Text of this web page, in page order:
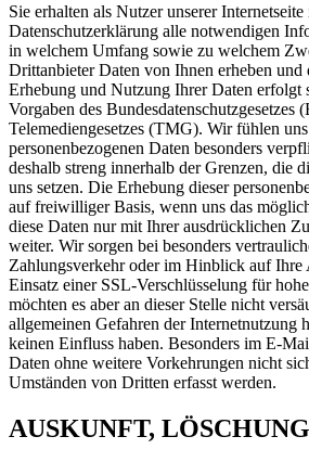
Sie erhalten als Nutzer unserer Internetseite
Datenschutzerklärung alle notwendigen
in welchem Umfang sowie zu welchem
Drittanbieter Daten von Ihnen erheben und
Erhebung und Nutzung Ihrer Daten erfolgt
Vorgaben des Bundesdatenschutzgesetzes
Telemediengesetzes (TMG). Wir fühlen
personenbezogenen Daten besonders
deshalb streng innerhalb der Grenzen, die
uns setzen. Die Erhebung dieser
auf freiwilliger Basis, wenn uns das
diese Daten nur mit Ihrer ausdrücklichen
weiter. Wir sorgen bei besonders
Zahlungsverkehr oder im Hinblick auf Ihre
Einsatz einer SSL-Verschlüsselung für
möchten es aber an dieser Stelle nicht
allgemeinen Gefahren der Internetnutzung
keinen Einfluss haben. Besonders im E-
Daten ohne weitere Vorkehrungen nicht
Umständen von Dritten erfasst werden.
AUSKUNFT,